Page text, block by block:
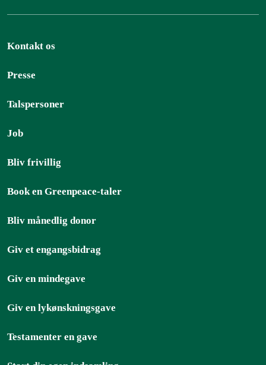
Kontakt os
Presse
Talspersoner
Job
Bliv frivillig
Book en Greenpeace-taler
Bliv månedlig donor
Giv et engangsbidrag
Giv en mindegave
Giv en lykønskningsgave
Testamenter en gave